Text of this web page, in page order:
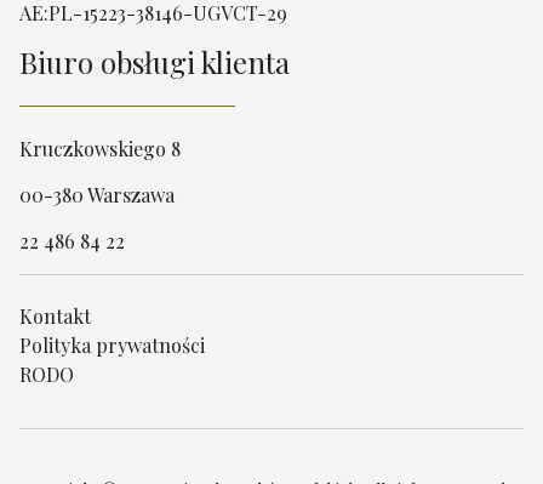
AE:PL-15223-38146-UGVCT-29
Biuro obsługi klienta
Kruczkowskiego 8
00-380 Warszawa
22 486 84 22
Kontakt
Polityka prywatności
RODO